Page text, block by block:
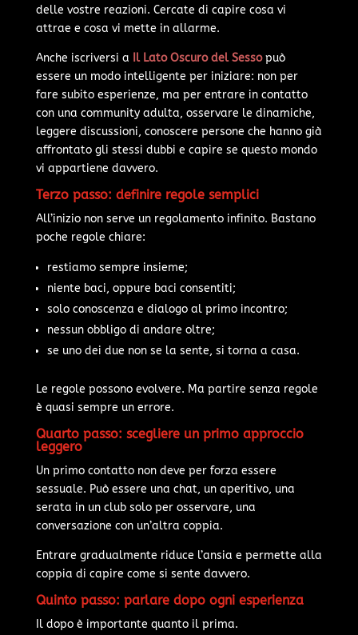
delle vostre reazioni. Cercate di capire cosa vi
attrae e cosa vi mette in allarme.
Anche iscriversi a Il Lato Oscuro del Sessopuò
essere un modo intelligente per iniziare: non per
fare subito esperienze, ma per entrare in contatto
con una community adulta, osservare le dinamiche,
leggere discussioni, conoscere persone che hanno già
affrontato gli stessi dubbi e capire se questo mondo
vi appartiene davvero.
Terzo passo: definire regole semplici
All’inizio non serve un regolamento infinito. Bastano
poche regole chiare:
restiamo sempre insieme;
niente baci, oppure baci consentiti;
solo conoscenza e dialogo al primo incontro;
nessun obbligo di andare oltre;
se uno dei due non se la sente, si torna a casa.
Le regole possono evolvere. Ma partire senza regole
è quasi sempre un errore.
Quarto passo: scegliere un primo approccio
leggero
Un primo contatto non deve per forza essere
sessuale. Può essere una chat, un aperitivo, una
serata in un club solo per osservare, una
conversazione con un’altra coppia.
Entrare gradualmente riduce l’ansia e permette alla
coppia di capire come si sente davvero.
Quinto passo: parlare dopo ogni esperienza
Il dopo è importante quanto il prima.